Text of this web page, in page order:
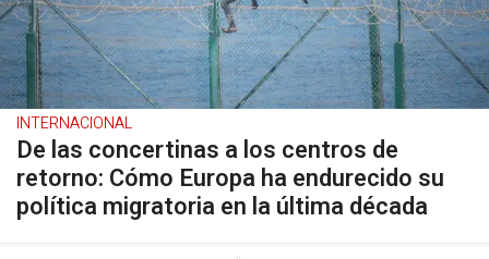
INTERNACIONAL
De las concertinas a los centros de
retorno: Cómo Europa ha endurecido su
política migratoria en la última década